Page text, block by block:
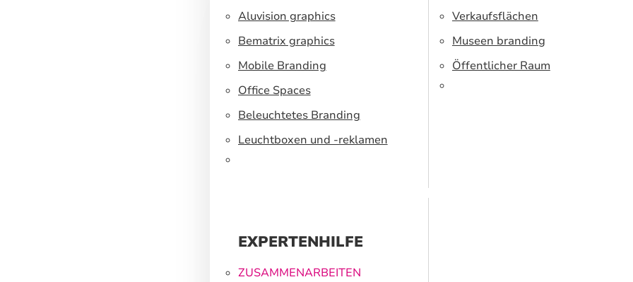
Aluvision graphics
Bematrix graphics
Mobile Branding
Office Spaces
Beleuchtetes Branding
Leuchtboxen und -reklamen
Verkaufsflächen
Museen branding
Öffentlicher Raum
EXPERTENHILFE
ZUSAMMENARBEITEN